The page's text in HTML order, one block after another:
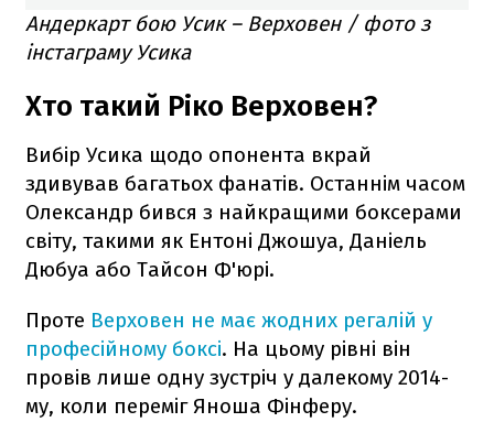
Андеркарт бою Усик – Верховен / фото з
інстаграму Усика
Хто такий Ріко Верховен?
Вибір Усика щодо опонента вкрай
здивував багатьох фанатів. Останнім часом
Олександр бився з найкращими боксерами
світу, такими як Ентоні Джошуа, Даніель
Дюбуа або Тайсон Ф'юрі.
Проте Верховен не має жодних регалій у
професійному боксі. На цьому рівні він
провів лише одну зустріч у далекому 2014-
му, коли переміг Яноша Фінферу.